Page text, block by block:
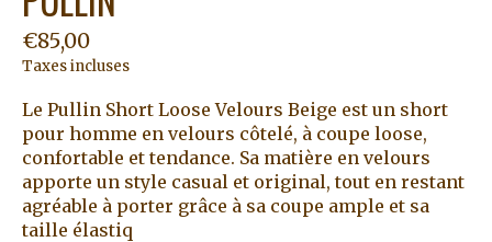
€85,00
Taxes incluses
Le Pullin Short Loose Velours Beige est un short
pour homme en velours côtelé, à coupe loose,
confortable et tendance. Sa matière en velours
apporte un style casual et original, tout en restant
agréable à porter grâce à sa coupe ample et sa
taille élastiq